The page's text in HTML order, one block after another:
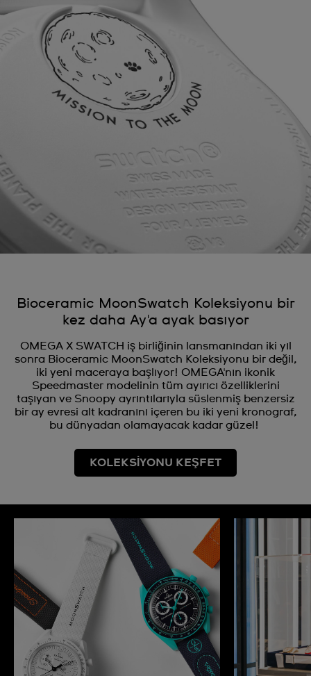
Bioceramic MoonSwatch Koleksiyonu bir
kez daha Ay'a ayak basıyor
OMEGA X SWATCH iş birliğinin lansmanından iki yıl
sonra Bioceramic MoonSwatch Koleksiyonu bir değil,
iki yeni maceraya başlıyor! OMEGA'nın ikonik
Speedmaster modelinin tüm ayırıcı özelliklerini
taşıyan ve Snoopy ayrıntılarıyla süslenmiş benzersiz
bir ay evresi alt kadranını içeren bu iki yeni kronograf,
bu dünyadan olamayacak kadar güzel!
KOLEKSİYONU KEŞFET